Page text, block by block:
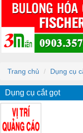
Trang chủ Dụng cụ
Dụng cụ cắt gọt